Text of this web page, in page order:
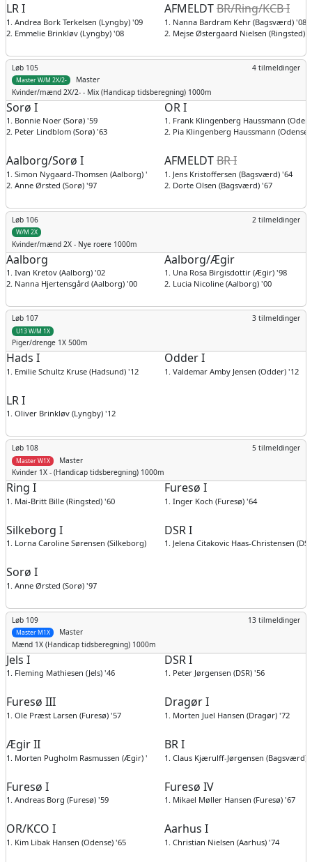
LR I
1. Andrea Bork Terkelsen (Lyngby) '09
2. Emmelie Brinkløv (Lyngby) '08
AFMELDTBR/Ring/KCB I
1. Nanna Bardram Kehr (Bagsværd) '08
2. Mejse Østergaard Nielsen (Ringsted)
Løb 105
Master
4 tilmeldinger
Master W/M 2X/2-
Kvinder/mænd 2X/2- - Mix (Handicap tidsberegning) 1000m
Sorø I
1. Bonnie Noer (Sorø) '59
2. Peter Lindblom (Sorø) '63
OR I
1. Frank Klingenberg Haussmann
2. Pia Klingenberg Haussmann (Odense)
Aalborg/Sorø I
1. Simon Nygaard-Thomsen (Aalborg) '89
2. Anne Ørsted (Sorø) '97
AFMELDTBR I
1. Jens Kristoffersen (Bagsværd) '64
2. Dorte Olsen (Bagsværd) '67
Løb 106 2 tilmeldinger
W/M 2X
Kvinder/mænd 2X - Nye roere 1000m
Aalborg
1. Ivan Kretov (Aalborg) '02
2. Nanna Hjertensgård (Aalborg) '00
Aalborg/Ægir
1. Una Rosa Birgisdottir (Ægir) '98
2. Lucia Nicoline (Aalborg) '00
Løb 107 3 tilmeldinger
U13 W/M 1X
Piger/drenge 1X 500m
Hads I
1. Emilie Schultz Kruse (Hadsund) '12
Odder I
1. Valdemar Amby Jensen (Odder) '12
LR I
1. Oliver Brinkløv (Lyngby) '12
Løb 108
Master
5 tilmeldinger
Master W1X
Kvinder 1X - (Handicap tidsberegning) 1000m
Ring I
1. Mai-Britt Bille (Ringsted) '60
Furesø I
1. Inger Koch (Furesø) '64
Silkeborg I
1. Lorna Caroline Sørensen (Silkeborg) '68
DSR I
1. Jelena Citakovic Haas-Christensen
Sorø I
1. Anne Ørsted (Sorø) '97
Løb 109
Master
13 tilmeldinger
Master M1X
Mænd 1X (Handicap tidsberegning) 1000m
Jels I
1. Fleming Mathiesen (Jels) '46
DSR I
1. Peter Jørgensen (DSR) '56
Furesø III
1. Ole Præst Larsen (Furesø) '57
Dragør I
1. Morten Juel Hansen (Dragør) '72
Ægir II
1. Morten Pugholm Rasmussen (Ægir) '79
BR I
1. Claus Kjærulff-Jørgensen (Bagsværd)
Furesø I
1. Andreas Borg (Furesø) '59
Furesø IV
1. Mikael Møller Hansen (Furesø) '67
OR/KCO I
1. Kim Libak Hansen (Odense) '65
Aarhus I
1. Christian Nielsen (Aarhus) '74